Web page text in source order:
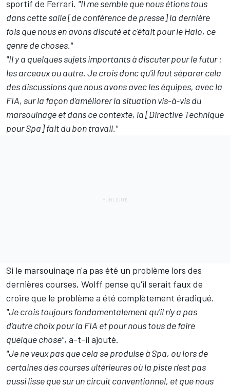
sportif de Ferrari. "Il me semble que nous étions tous
dans cette salle [de conférence de presse] la dernière
fois que nous en avons discuté et c'était pour le Halo, ce
genre de choses."
"Il y a quelques sujets importants à discuter pour le futur :
les arceaux ou autre. Je crois donc qu'il faut séparer cela
des discussions que nous avons avec les équipes, avec la
FIA, sur la façon d'améliorer la situation vis-à-vis du
marsouinage et dans ce contexte, la [Directive Technique
pour Spa] fait du bon travail."
Si le marsouinage n'a pas été un problème lors des
dernières courses, Wolff pense qu'il serait faux de
croire que le problème a été complètement éradiqué.
"Je crois toujours fondamentalement qu'il n'y a pas
d'autre choix pour la FIA et pour nous tous de faire
quelque chose", a-t-il ajouté.
"Je ne veux pas que cela se produise à Spa, ou lors de
certaines des courses ultérieures où la piste n'est pas
aussi lisse que sur un circuit conventionnel, et que nous